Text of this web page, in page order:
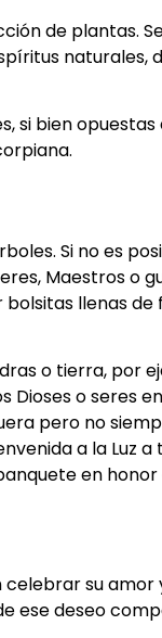
de plantas.
naturales,
si bien
Si no es
Maestros o
llenas
o tierra, por
o seres
pero no
a la Luz a
en
su amor
ese deseo